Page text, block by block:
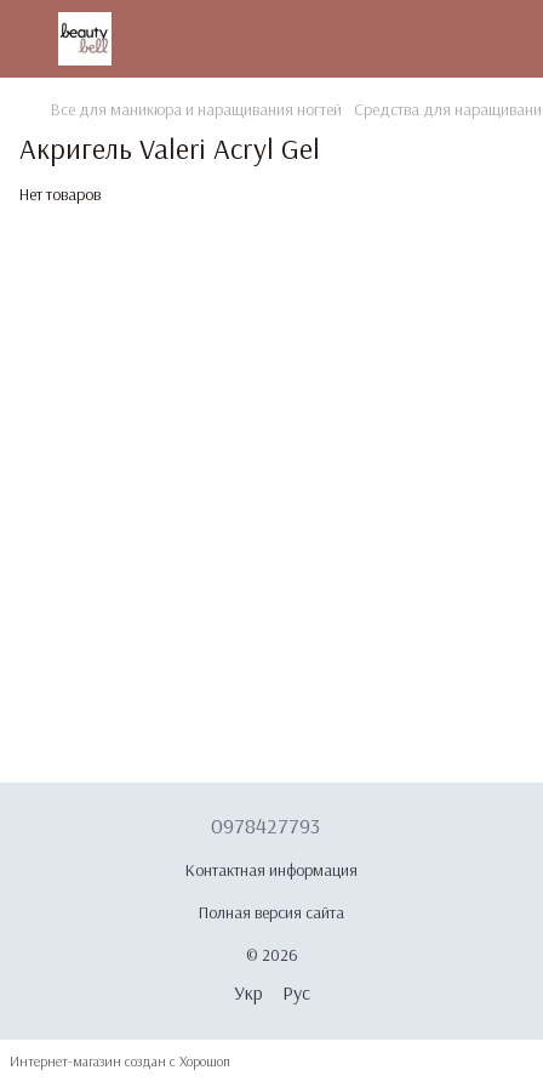
Все для маникюра и наращивания ногтей Средства для
Акригель Valeri Acryl Gel
Нет товаров
0978427793
Контактная информация
Полная версия сайта
© 2026
Укр Рус
Интернет-магазин создан с Хорошоп